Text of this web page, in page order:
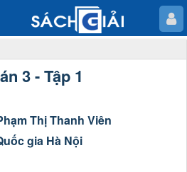
3 - Tập 1
Thị Thanh Viên
gia Hà Nội